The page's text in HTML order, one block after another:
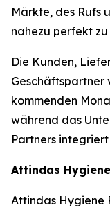
Märkte, des Rufs
nahezu perfekt
Die Kunden,
Geschäftspartner
kommenden
während das
Partners
Attindas
Attindas Hygiene